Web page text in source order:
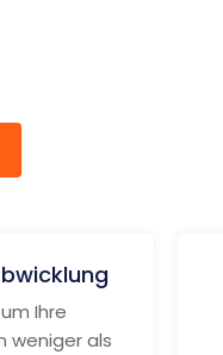
Ihre
weniger als